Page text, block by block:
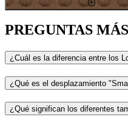
PREGUNTAS
¿Cuál es la diferencia entre los
¿Qué es el desplazamiento
¿Qué significan los diferentes